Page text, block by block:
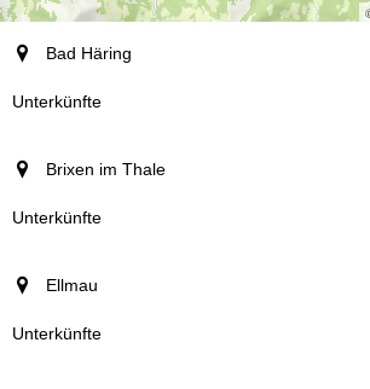
Ort
Unterkünfte
Bad Häring
Brixen im Thale
Ellmau